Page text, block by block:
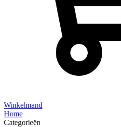
Winkelmand
Home
Categorieën